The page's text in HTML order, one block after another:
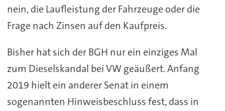
nein, die Laufleistung der Fahrzeuge oder die
Frage nach Zinsen auf den Kaufpreis.
Bisher hat sich der BGH nur ein einziges Mal
zum Dieselskandal bei VW geäußert. Anfang
2019 hielt ein anderer Senat in einem
sogenannten Hinweisbeschluss fest, dass in